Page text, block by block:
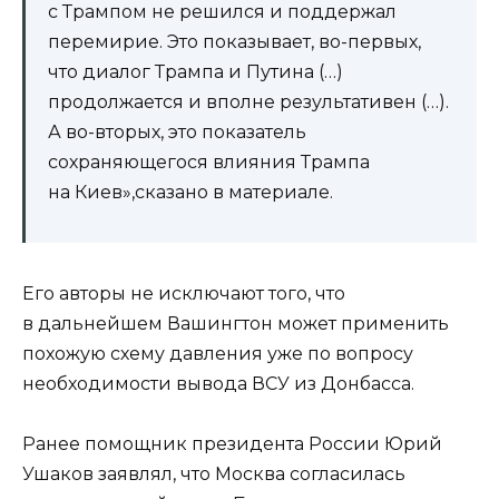
с Трампом не решился и поддержал
перемирие. Это показывает, во-первых,
что диалог Трампа и Путина (…)
продолжается и вполне результативен (…).
А во-вторых, это показатель
сохраняющегося влияния Трампа
на Киев»,сказано в материале.
Его авторы не исключают того, что
в дальнейшем Вашингтон может применить
похожую схему давления уже по вопросу
необходимости вывода ВСУ из Донбасса.
Ранее помощник президента России Юрий
Ушаков заявлял, что Москва согласилась